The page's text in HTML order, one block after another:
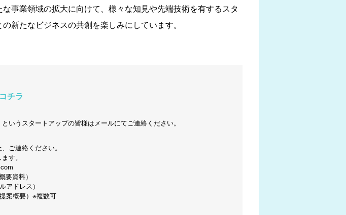
事業領域の拡大に向けて、様々な知見や先端技術を有するスタ
新たなビジネスの共創を楽しみにしています。
チラ
いうスタートアップの皆様はメールにてご連絡ください。
ご連絡ください。
す。
要資料）
アドレス）
案概要）※複数可